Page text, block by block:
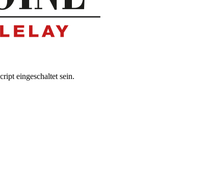
eingeschaltet sein.